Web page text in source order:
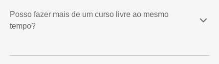
Posso fazer mais de um curso livre ao mesmo
tempo?